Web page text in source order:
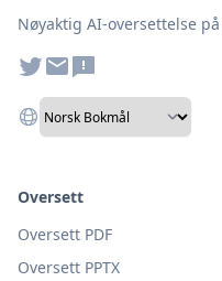
Nøyaktig AI-oversettelse
Oversett
Oversett PDF
Oversett PPTX